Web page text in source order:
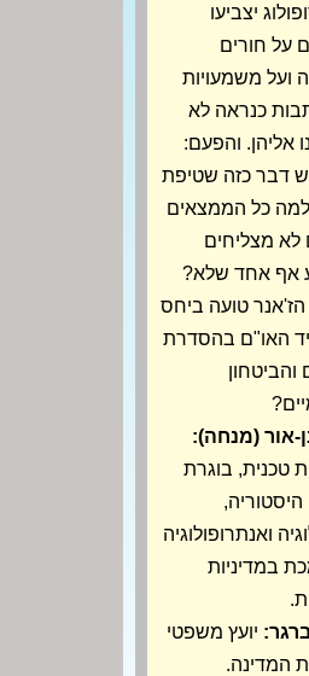
יצביעו
על חורים
ועל משמעויות
כנראה לא
אליהן. והפעם:
דבר כזה שטיפת
כל הממצאים
לא מצליחים
אף אחד שלא?
הז'אנר טועה ביחס
האו"ם בהסדרת
והביטחון
אור (מנחה):
טכנית, בוגרת
היסטוריה,
ואנתרופולוגיה
במדיניות
יועץ משפטי
המדינה.